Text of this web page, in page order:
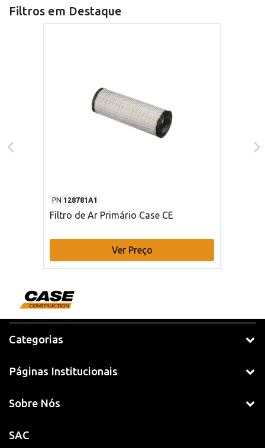
Filtros em Destaque
PN 128781A1
Filtro de Ar Primário Case CE
Ver Preço
Categorias
Páginas Institucionais
Sobre Nós
SAC